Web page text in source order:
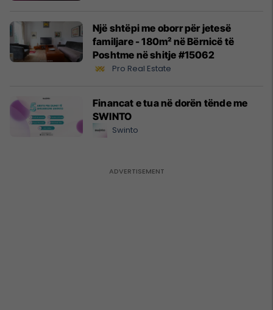
Një shtëpi me oborr për jetesë
familjare - 180m² në Bërnicë të
Poshtme në shitje #15062
Pro Real Estate
Financat e tua në dorën tënde me
SWINTO
Swinto